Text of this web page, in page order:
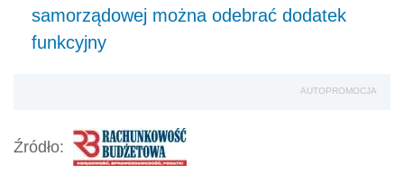
samorządowej można odebrać dodatek
funkcyjny
AUTOPROMOCJA
Źródło: